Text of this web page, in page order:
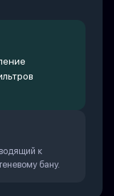
к
бану.